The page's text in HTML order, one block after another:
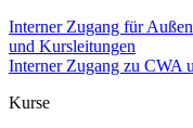
Interner Zugang für
und Kursleitungen
Interner Zugang zu CWA
Kurse